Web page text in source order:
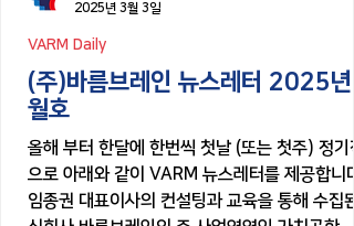
(주)바름브레인 뉴스레터 2025년
월호
올해 부터 한달에 한번씩 첫날 (또는 첫주) 정기적
으로 아래와 같이 VARM 뉴스레터를 제공합니
임종권 대표이사의 컨설팅과 교육을 통해 수집된
VARM Daily
2025년 3월 3일